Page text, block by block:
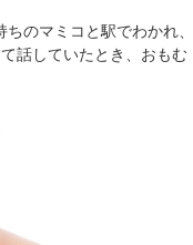
のマミコと駅でわかれ、
話していたとき、おもむ